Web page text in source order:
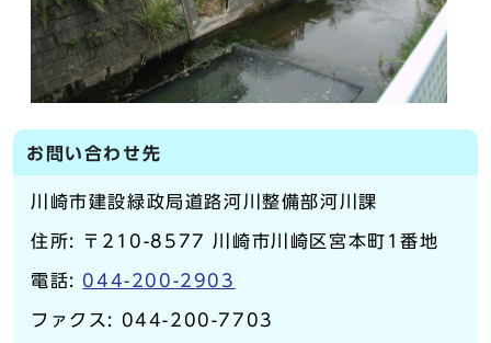
お問い合わせ先
川崎市建設緑政局道路河川整備部河川課
住所: 〒210-8577 川崎市川崎区宮本町1番地
電話: 044-200-2903
ファクス: 044-200-7703